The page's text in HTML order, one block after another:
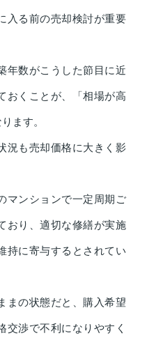
入る前の売却検討が重要
年数がこうした節目に近
おくことが、「相場が高
ます。
況も売却価格に大きく影
マンションで一定周期ご
おり、適切な修繕が実施
持に寄与するとされてい
まの状態だと、購入希望
交渉で不利になりやすく